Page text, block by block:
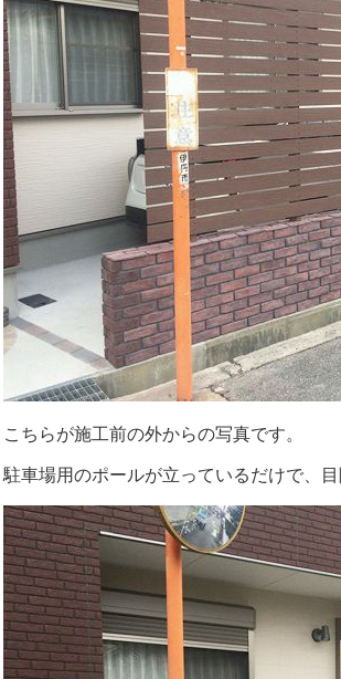
こちらが施工前の外からの写真です。
駐車場用のポールが立っているだけで、